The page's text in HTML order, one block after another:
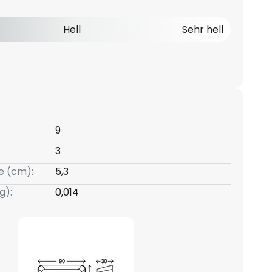
Hell Sehr hell
9
3
(cm):
5,3
0,014